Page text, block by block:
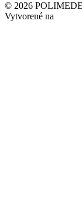
© 2026
Vytvorené na